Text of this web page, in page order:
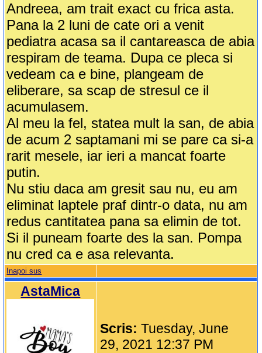
Andreea, am trait exact cu frica asta.
Pana la 2 luni de cate ori a venit
pediatra acasa sa il cantareasca de abia
respiram de teama. Dupa ce pleca si
vedeam ca e bine, plangeam de
eliberare, sa scap de stresul ce il
acumulasem.
Al meu la fel, statea mult la san, de abia
de acum 2 saptamani mi se pare ca si-a
rarit mesele, iar ieri a mancat foarte
putin.
Nu stiu daca am gresit sau nu, eu am
eliminat laptele praf dintr-o data, nu am
redus cantitatea pana sa elimin de tot.
Si il puneam foarte des la san. Pompa
nu cred ca e asa relevanta.
Inapoi sus
AstaMica
Scris:Tuesday, June
29, 2021 12:37 PM